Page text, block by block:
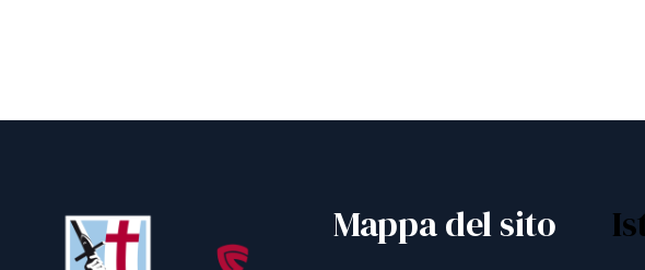
Mappa del sito